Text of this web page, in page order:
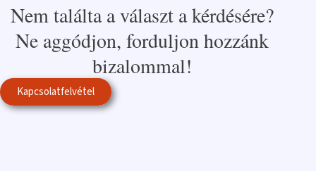
Nem találta a választ a kérdésére?
Ne aggódjon, forduljon hozzánk
bizalommal!
Kapcsolatfelvétel